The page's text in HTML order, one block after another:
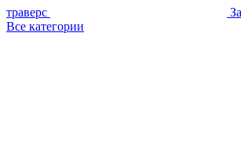
траверс
Все категории